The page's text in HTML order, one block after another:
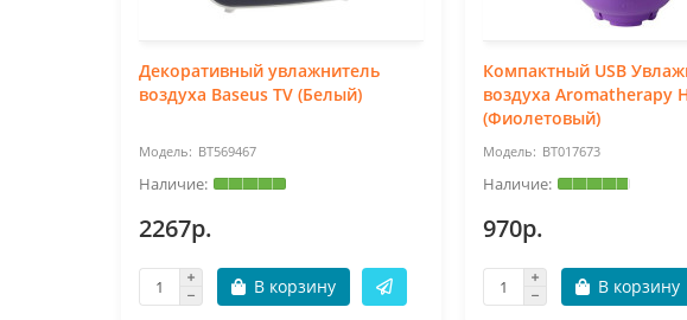
Декоративный увлажнитель
воздуха Baseus TV (Белый)
BT569467
2267р.
В корзину
Компактный USB
воздуха Aromatherapy
(Фиолетовый)
BT017673
970р.
В корзину